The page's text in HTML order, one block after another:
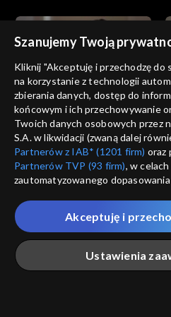
Złoty chłopak
odc. 183
Złoty chłopak
odc. 181
Szanujemy Twoją
Kliknij "Akceptuję i przechodzę do
na korzystanie z technologii
zbierania danych, dostęp do
końcowym i ich przechowywanie
Twoich danych osobowych przez
S.A. w likwidacji (zwaną dalej
Partnerów z IAB* (1201 firm) oraz
Partnerów TVP (93 firm), w
zautomatyzowanego
które wskazujemy poniżej, a także
przez nas identyfikatora PPID do
Twoje dane osobowe zbierane
Ciebie naszych
poszczególnych
„Portalem”, w tym informacje
Ustawienia
Akceptuję i